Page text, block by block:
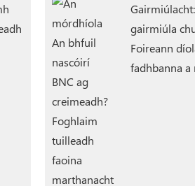
gairmiúla
Foireann
fadhbanna a